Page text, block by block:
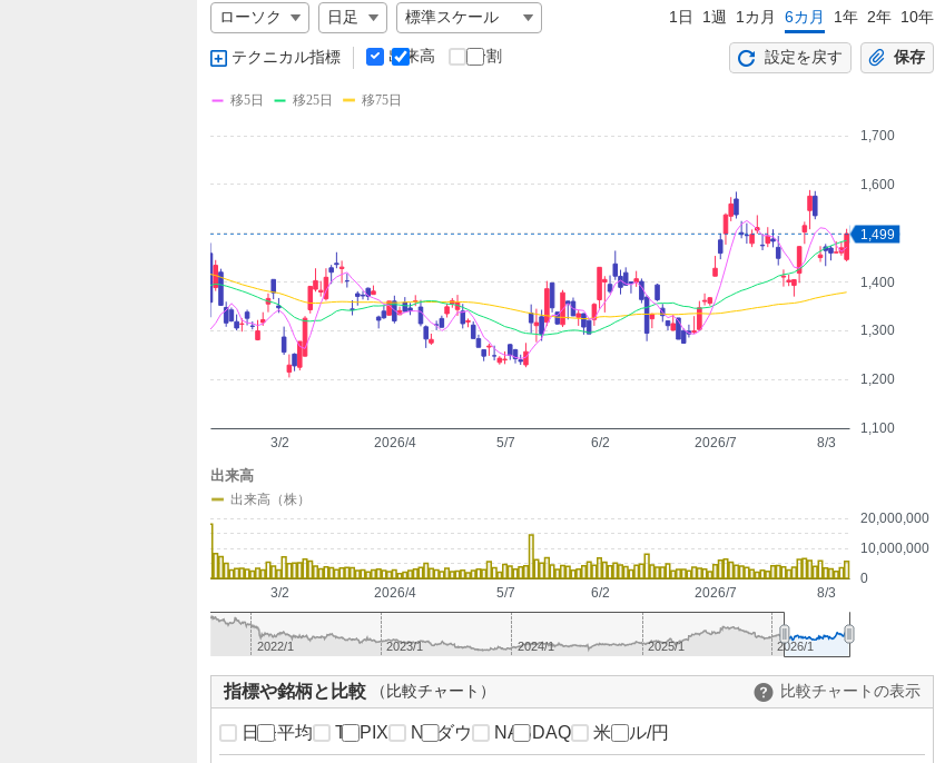
ー
ト
指
標
チ
ャ
ー
の
定
1日 1週 1カ月 6カ月 1年 2年 10年
テクニカル指標 出来高 分割 設定を戻す 保存
1,100
1,200
1,300
1,400
1,500
1,600
1,700
2026/4 2026/7
3/2 5/7 6/2 8/3
1,499
移5日 移25日 移75日
0
10,000,000
20,000,000
2026/4 2026/7
3/2 5/7 6/2 8/3
出来高
出来高（株）
2023/1 2025/1
2022/1 2024/1 2026/1
指標や銘柄と比較 （比較チャート） 比較チャートの表示
日経平均 TOPIX NYダウ NASDAQ 米ドル/円